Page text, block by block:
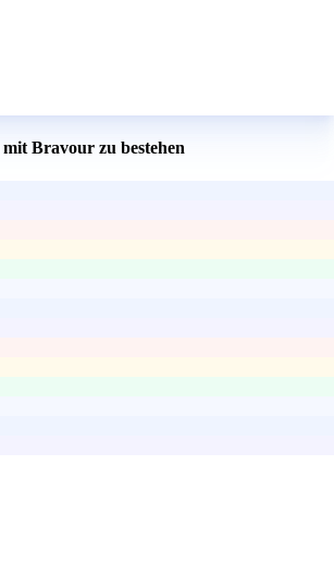
Bravour zu bestehen